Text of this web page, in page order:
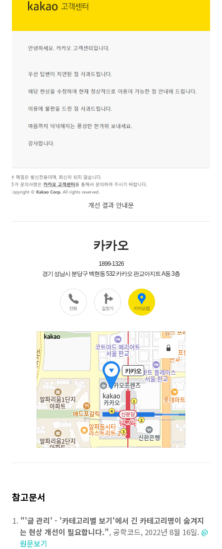
개선 결과 안내문
참고문서
"'글 관리' - '카테고리별 보기'에서 긴 카테고리명이 숨겨지
는 현상 개선이 필요합니다.", 공학코드, 2022년 8월 16일. @
원문보기